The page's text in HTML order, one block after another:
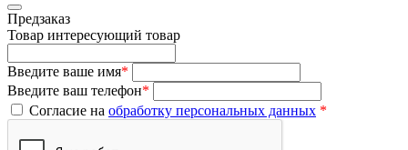
Предзаказ
Товар интересующий товар
Введите ваше имя*
Введите ваш телефон*
Согласие на обработку персональных данных *